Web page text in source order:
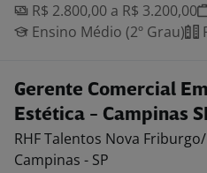
R$ 2.800,00 a R$ 3.200,00
Ensino Médio (2º Grau)
Gerente Comercial
Estética - Campinas
RHF Talentos Nova Friburgo/
Campinas - SP